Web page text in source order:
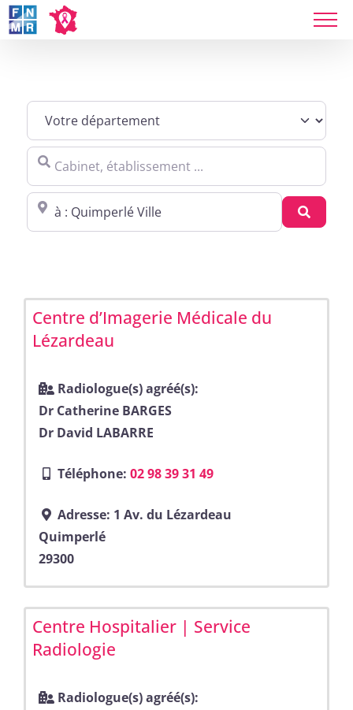
Skip
to
Cabinet, établissement ...
Proche de : ville, cp, lieu ...
Centre d’Imagerie Médicale du
Lézardeau
Radiologue(s) agréé(s):
Dr Catherine BARGES
Dr David LABARRE
Téléphone: 02 98 39 31 49
Adresse: 1 Av. du Lézardeau
Quimperlé
29300
Centre Hospitalier | Service
Radiologie
Radiologue(s) agréé(s):